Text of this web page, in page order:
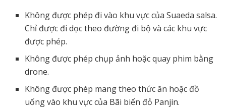
Không được phép đi vào khu vực của Suaeda salsa.
Chỉ được đi dọc theo đường đi bộ và các khu vực
được phép.
Không được phép chụp ảnh hoặc quay phim bằng
drone.
Không được phép mang theo thức ăn hoặc đồ
uống vào khu vực của Bãi biển đỏ Panjin.